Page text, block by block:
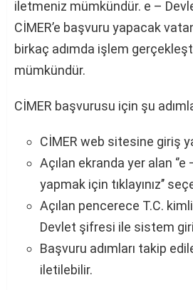
iletmeniz mümkündür. e –
CİMER’e başvuru yapacak
birkaç adımda işlem
mümkündür.
CİMER başvurusu için şu
CİMER web sitesine giriş
Açılan ekranda yer alan
yapmak için tıklayınız’’
Açılan pencerece T.C.
Devlet şifresi ile sistem
Başvuru adımları takip
iletilebilir.